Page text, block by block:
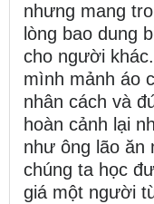
nhưng mang
lòng bao dung
cho người
mình mảnh áo
nhân cách và
hoàn cảnh lại
như ông lão ăn
chúng ta học
giá một người